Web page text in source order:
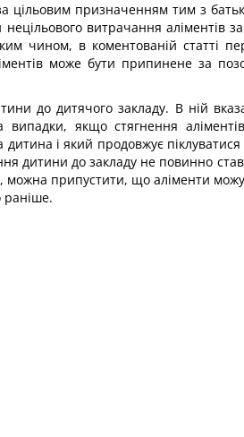
цільовим призначенням тим з
витрачання аліментів
чином, в коментованій статті
може бути припинене за
до дитячого закладу. В ній
якщо стягнення
і який продовжує піклуватися
дитини до закладу не повинно
припустити, що аліменти
раніше.